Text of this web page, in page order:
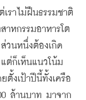
เราไม่ฝืนธรรมชาติ
าหกรรมอาหารโต
ส่วนหนึ่งต้องเกิด
แต่ก็เห็นแนวโน้ม
ยตั้งเป้าปีนี้ทั้งเครือ
ล้านบาท มาจาก